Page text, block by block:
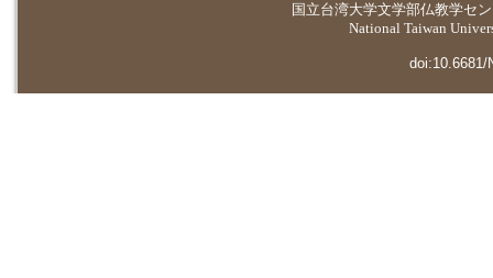
国立台湾大学文学部仏教学セ
National Taiwan
doi:10.6681/